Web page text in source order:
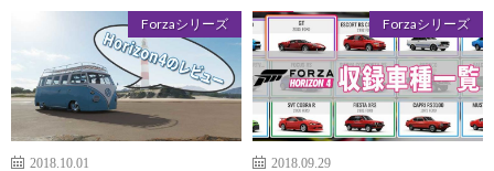
Forzaシリーズ
2018.10.01
Forzaシリーズ
2018.09.29